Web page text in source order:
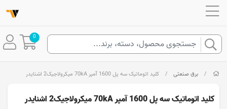
0
/ برق صنعتی / کلید اتوماتیک سه پل 1600 آمپر 70kA میکرولاجیک2 اشنایدر
کلید اتوماتیک سه پل 1600 آمپر 70kA میکرولاجیک2 اشنایدر